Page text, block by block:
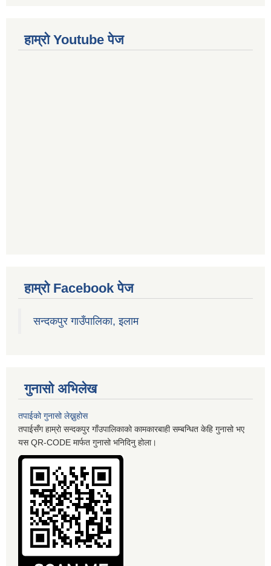
हाम्रो Youtube पेज
हाम्रो Facebook पेज
सन्दकपुर गाउँपालिका, इलाम
गुनासो अभिलेख
तपाईको गुनासो लेख्नुहोस
तपाईसँग हाम्रो सन्दकपुर गाँउपालिकाको कामकारबाही सम्बन्धित केहि गुनासो भए
यस QR-CODE मार्फत गुनासो भनिदिनु होला।